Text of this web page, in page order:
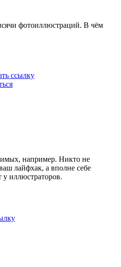
фотоиллюстраций. В чём
ссылку
например. Никто не
лайфхак, а вполне себе
иллюстраторов.